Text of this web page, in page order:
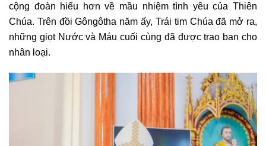
cộng đoàn hiểu hơn về mầu nhiệm tình yêu của Thiên
Chúa. Trên đồi Gôngôtha năm ấy, Trái tim Chúa đã mở ra,
những giọt Nước và Máu cuối cùng đã được trao ban cho
nhân loại.